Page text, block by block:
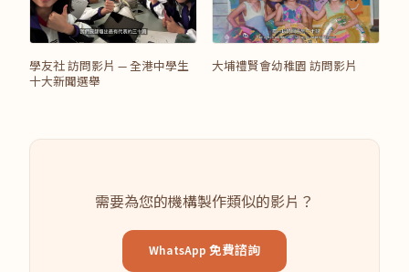
學友社 訪問影片 — 全港中學生
十大新聞選舉
大埔禮賢會幼稚園 訪問影片
需要為您的機構製作類似的影片？
WhatsApp 免費諮詢